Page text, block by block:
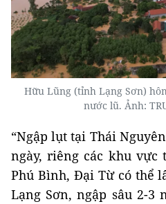
Hữu Lũng (tỉnh Lạng Sơn)
nước lũ. Ảnh:
“Ngập lụt tại Thái
ngày, riêng các khu vực
Phú Bình, Đại Từ có thể
Lạng Sơn, ngập sâu 2-3